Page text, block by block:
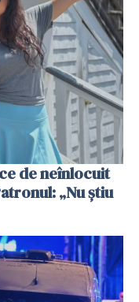
de neînlocuit
„Nu știu